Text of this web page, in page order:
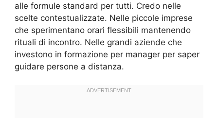
alle formule standard per tutti. Credo nelle
scelte contestualizzate. Nelle piccole imprese
che sperimentano orari flessibili mantenendo
rituali di incontro. Nelle grandi aziende che
investono in formazione per manager per saper
guidare persone a distanza.